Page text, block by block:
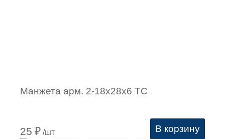
Манжета арм. 2-18х28х6 ТС
25 ₽ /шт В корзину